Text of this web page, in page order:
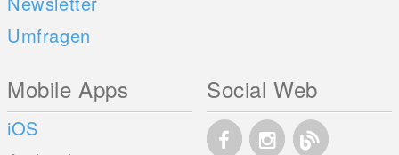
Umfragen
Mobile Apps
iOS
Social Web